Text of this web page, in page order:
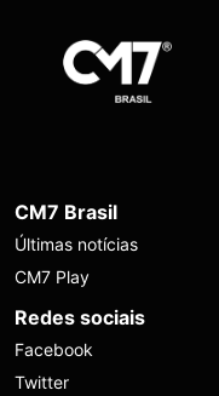
CM7 Brasil
Últimas notícias
CM7 Play
Redes sociais
Facebook
Twitter